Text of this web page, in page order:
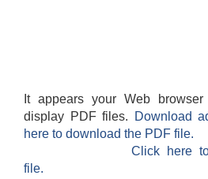
It appears your Web
display PDF files.
Download
here to download the PDF file.
Click here
file.